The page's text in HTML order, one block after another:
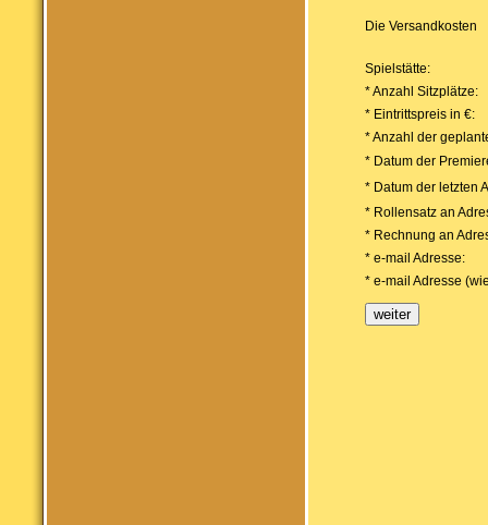
Die Versandkosten
Spielstätte:
* Anzahl Sitzplätze:
* Eintrittspreis in €:
* Anzahl der
* Datum der
* Datum der letzten
* Rollensatz an
* Rechnung an
* e-mail Adresse:
* e-mail Adresse